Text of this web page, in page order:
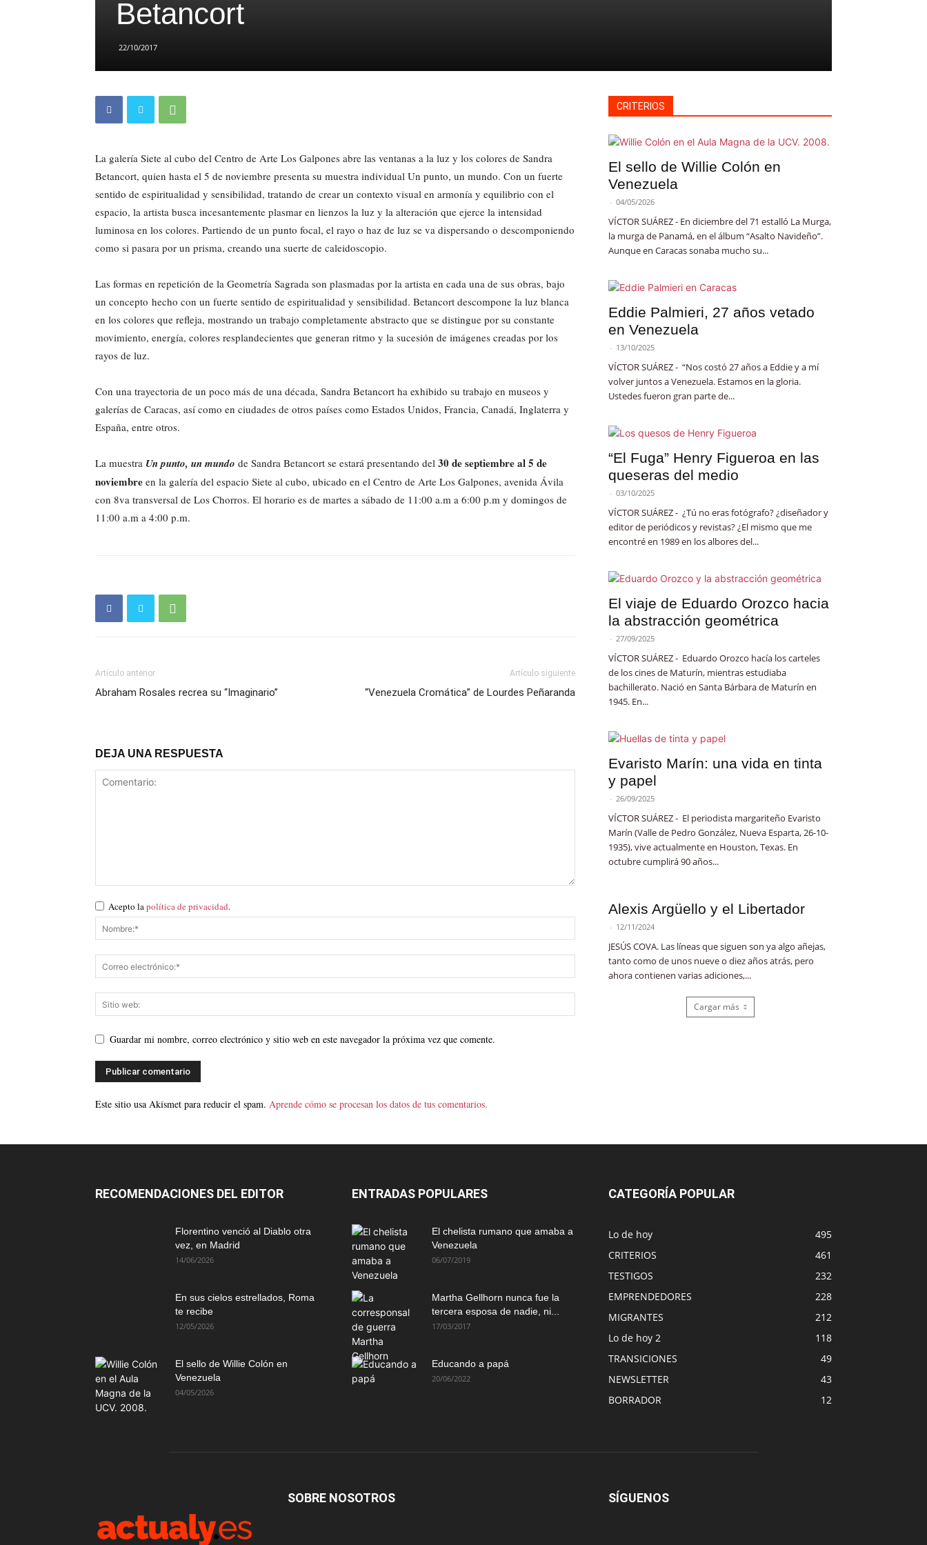
Betancort
22/10/2017
La galería Siete al cubo del Centro de Arte Los Galpones abre las ventanas a la luz y los colores de Sandra
Betancort, quien hasta el 5 de noviembre presenta su muestra individual Un punto, un mundo. Con un fuerte
sentido de espiritualidad y sensibilidad, tratando de crear un contexto visual en armonía y equilibrio con el
espacio, la artista busca incesantemente plasmar en lienzos la luz y la alteración que ejerce la intensidad
luminosa en los colores. Partiendo de un punto focal, el rayo o haz de luz se va dispersando o descomponiendo
como si pasara por un prisma, creando una suerte de caleidoscopio.
Las formas en repetición de la Geometría Sagrada son plasmadas por la artista en cada una de sus obras, bajo
un concepto hecho con un fuerte sentido de espiritualidad y sensibilidad. Betancort descompone la luz blanca
en los colores que refleja, mostrando un trabajo completamente abstracto que se distingue por su constante
movimiento, energía, colores resplandecientes que generan ritmo y la sucesión de imágenes creadas por los
rayos de luz.
Con una trayectoria de un poco más de una década, Sandra Betancort ha exhibido su trabajo en museos y
galerías de Caracas, así como en ciudades de otros países como Estados Unidos, Francia, Canadá, Inglaterra y
España, entre otros.
La muestra Un punto, un mundo de Sandra Betancort se estará presentando del 30 de septiembre al 5 de
noviembre en la galería del espacio Siete al cubo, ubicado en el Centro de Arte Los Galpones, avenida Ávila
con 8va transversal de Los Chorros. El horario es de martes a sábado de 11:00 a.m a 6:00 p.m y domingos de
11:00 a.m a 4:00 p.m.
Artículo anterior
Abraham Rosales recrea su “Imaginario”
Artículo siguiente
“Venezuela Cromática” de Lourdes Peñaranda
DEJA UNA RESPUESTA
Acepto lapolítica de privacidad.
Guardar mi nombre, correo electrónico y sitio web en este navegador la próxima vez que comente.
Este sitio usa Akismet para reducir el spam. Aprende cómo se procesan los datos de tus comentarios.
CRITERIOS
El sello de Willie Colón en
Venezuela
- 04/05/2026
VÍCTOR SUÁREZ - En diciembre del 71 estalló La Murga,
la murga de Panamá, en el álbum “Asalto Navideño”.
Aunque en Caracas sonaba mucho su...
Eddie Palmieri, 27 años vetado
en Venezuela
- 13/10/2025
VÍCTOR SUÁREZ - “Nos costó 27 años a Eddie y a mí
volver juntos a Venezuela. Estamos en la gloria.
Ustedes fueron gran parte de...
“El Fuga” Henry Figueroa en las
queseras del medio
- 03/10/2025
VÍCTOR SUÁREZ - ¿Tú no eras fotógrafo? ¿diseñador y
editor de periódicos y revistas? ¿El mismo que me
encontré en 1989 en los albores del...
El viaje de Eduardo Orozco hacia
la abstracción geométrica
- 27/09/2025
VÍCTOR SUÁREZ - Eduardo Orozco hacía los carteles
de los cines de Maturín, mientras estudiaba
bachillerato. Nació en Santa Bárbara de Maturín en
1945. En...
Evaristo Marín: una vida en tinta
y papel
- 26/09/2025
VÍCTOR SUÁREZ - El periodista margariteño Evaristo
Marín (Valle de Pedro González, Nueva Esparta, 26-10-
1935), vive actualmente en Houston, Texas. En
octubre cumplirá 90 años...
Alexis Argüello y el Libertador
- 12/11/2024
JESÚS COVA. Las líneas que siguen son ya algo añejas,
tanto como de unos nueve o diez años atrás, pero
ahora contienen varias adiciones,...
Cargar más
RECOMENDACIONES DEL EDITOR
Florentino venció al Diablo otra
vez, en Madrid
14/06/2026
En sus cielos estrellados, Roma
te recibe
12/05/2026
El sello de Willie Colón en
Venezuela
04/05/2026
ENTRADAS POPULARES
El chelista rumano que amaba a
Venezuela
06/07/2019
Martha Gellhorn nunca fue la
tercera esposa de nadie, ni...
17/03/2017
Educando a papá
20/06/2022
CATEGORÍA POPULAR
Lo de hoy
495
CRITERIOS
461
TESTIGOS
232
EMPRENDEDORES
228
MIGRANTES
212
Lo de hoy 2
118
TRANSICIONES
49
NEWSLETTER
43
BORRADOR
12
SOBRE NOSOTROS SÍGUENOS